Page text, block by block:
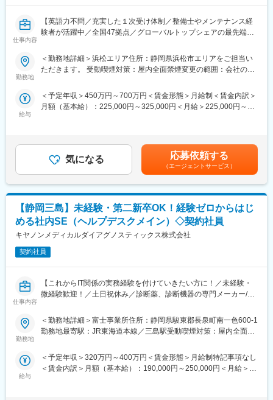
【社風・風土】
同社の前身は大正9年に設立された理化学研究所。その頃から受け
継がれた真摯で探究心旺盛な風土は今でも変わることはありませ
ん。また、人材育成にも力を入れており、「変革と創造への挑
ポートしています。
仕事内容
【英語力不問／充実した１次受け体制／整備士やメンテナンス経
験者が活躍中／全国47拠点／グローバルトップシェアの最先端医
■業務内容：
医療画像診断装置（CT,MRI）、超音波診断装置や麻酔器
・医療装置の保守 修理、点検等メンテナンス
・機器導入後の技術支援や購入前後のサポート
い。
■就業環境：年間を通しての残業時間は平均して30～40時間とな
っており、夜間の対応につきましては月1, 2回のペースです。一次
対応はコールセンターが行い、現場での対応が必要な場合のみ、
夜間出勤をします。夜間・休日の出勤はスキルを備えられたこと
が確認できたのちに入ることになりますので、新人の内から対応
を求められることはありません。
■サポート体制：不明な点は本部アプリケーションエンジニアおよ
びテクニカルサポートエンジニアがいるため、最初は専門的な知
識はそこまで持っていなくても大丈夫です。スキルを備えたあと
呼び出し手当、待機手当、時間外出勤手当などはしっかり完備さ
れております。
て育成を行います。過去にも未経験の方も多く入社していますの
でご安心ください。
都合の退職も3~5％と大手日系メーカーと同様に非常に長く働け
る環境です。
勤務地
＜勤務地詳細＞浜松エリア住所：静岡県浜松市エリアをご担当い
ただきます。 受動喫煙対策：屋内全面禁煙変更の範囲：会社の定
給与
＜予定年収＞450万円～700万円＜賃金形態＞月給制＜賃金内訳＞
月額（基本給）：225,000円～325,000円＜月給＞225,000円～
までも目安の金額であり、選考を通じて上下する可能性がありま
す。想定年収は各種手当含めた表記となります。賃金はあくまで
も目安の金額であり、選考を通じて上下する可能性があります。
月給(月額)は固定手当を含めた表記です。
気になる 応募依頼する
（エージェントサービス）
【静岡三島】未経験・第二新卒OK！経験ゼロからはじ
める社内SE（ヘルプデスクメイン）◇契約社員
キヤノンメディカルダイアグノスティックス株式会社
契約社員
仕事内容
【これからIT関係の実務経験を付けていきたい方に！／未経験・
微経験歓迎！／土日祝休み／診断薬、診断機器の専門メーカー/臨
■ポジションについて：
です。
採用背景は組織強化のための募集となります。
勤務地
＜勤務地詳細＞富士事業所住所：静岡県駿東郡長泉町南一色600-1
勤務地最寄駅：JR東海道本線／三島駅受動喫煙対策：屋内全面禁
給与
＜予定年収＞320万円～400万円＜賃金形態＞月給制特記事項なし
＜賃金内訳＞月額（基本給）：190,000円～250,000円＜月給＞